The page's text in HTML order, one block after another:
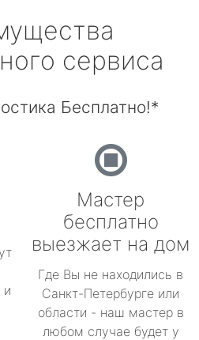
сервиса
Бесплатно!*
и
Мастер
бесплатно
выезжает на дом
Где Вы не находились в
Санкт-Петербурге или
области - наш мастер в
любом случае будет у